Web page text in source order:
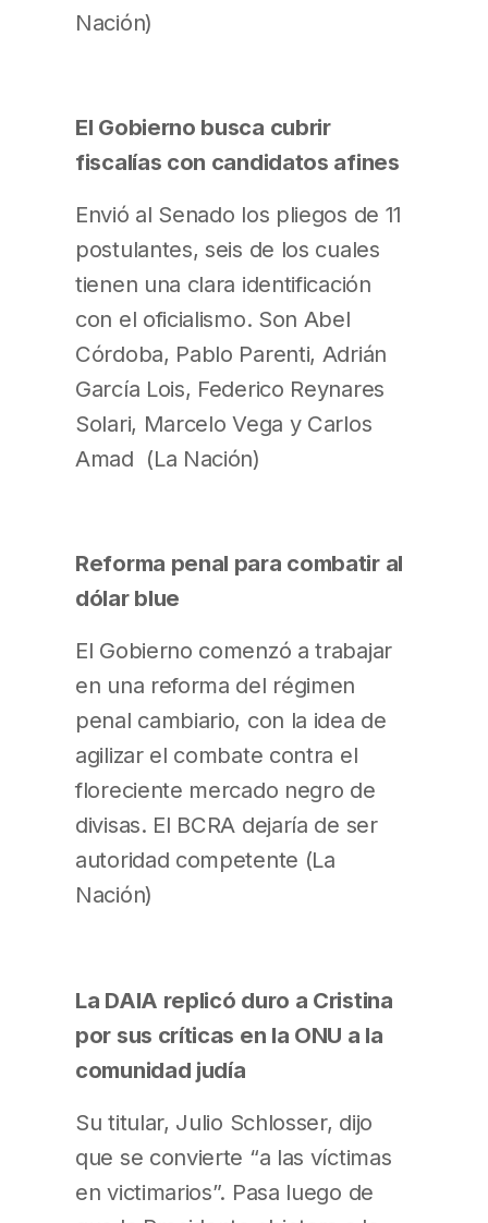
Nación)
El Gobierno busca cubrir
fiscalías con candidatos afines
Envió al Senado los pliegos de 11
postulantes, seis de los cuales
tienen una clara identificación
con el oficialismo. Son Abel
Córdoba, Pablo Parenti, Adrián
García Lois, Federico Reynares
Solari, Marcelo Vega y Carlos
Amad (La Nación)
Reforma penal para combatir al
dólar blue
El Gobierno comenzó a trabajar
en una reforma del régimen
penal cambiario, con la idea de
agilizar el combate contra el
floreciente mercado negro de
divisas. El BCRA dejaría de ser
autoridad competente (La
Nación)
La DAIA replicó duro a Cristina
por sus críticas en la ONU a la
comunidad judía
Su titular, Julio Schlosser, dijo
que se convierte “a las víctimas
en victimarios”. Pasa luego de